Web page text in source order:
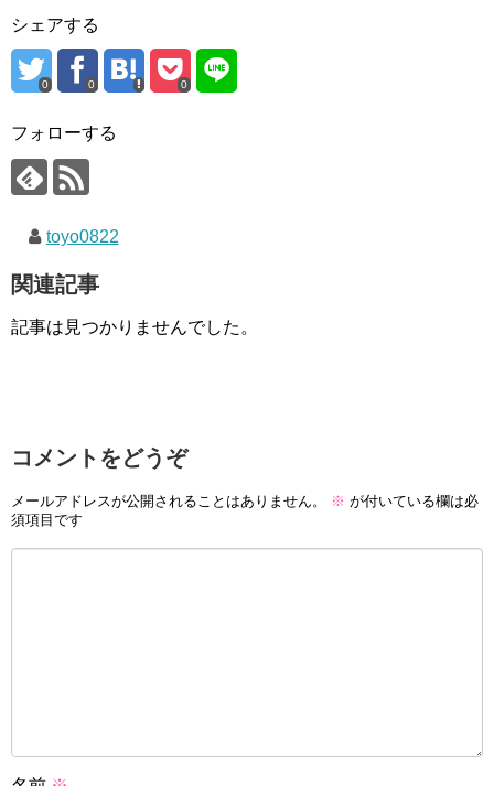
シェアする
0 0 0
フォローする
toyo0822
関連記事
記事は見つかりませんでした。
コメントをどうぞ
メールアドレスが公開されることはありません。 ※ が付いている欄は必
須項目です